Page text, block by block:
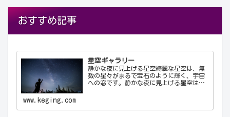
おすすめ記事
星空ギャラリー
静かな夜に見上げる星空綺麗な星空は、無
数の星々がまるで宝石のように輝く、宇宙
への窓です。静かな夜に見上げる星空は、
さと神秘を感…
www.keging.com